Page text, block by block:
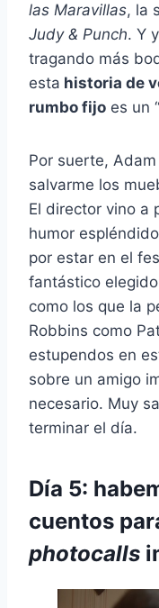
las Maravillas, la
Judy & Punch. Y
tragando más
esta historia de
rumbo fijo es un
Por suerte,
salvarme los
El director vino a
humor
por estar en el
fantástico
como los que la
Robbins como
estupendos en
sobre un amigo
necesario. Muy
terminar el día.
Día 5:
cuentos
photocalls